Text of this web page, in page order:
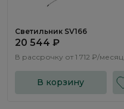
Светильник SV166
20 544 ₽
В рассрочку от 1 712 ₽/месяц
В корзину